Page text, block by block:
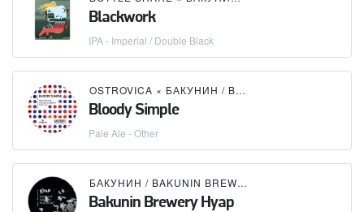
Blackwork
IPA - Imperial / Double Black
OSTROVICA × БАКУНИН / BAKUNIN BREWING CO.
Bloody Simple
Pale Ale - Other
БАКУНИН / BAKUNIN BREWING CO.
Bakunin Brewery Hyap